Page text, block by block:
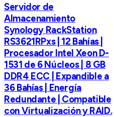
Servidor de
Almacenamiento
Synology RackStation
RS3621RPxs | 12 Bahías |
Procesador Intel Xeon D-
1531 de 6 Núcleos | 8 GB
DDR4 ECC | Expandible a
36 Bahías | Energía
Redundante | Compatible
con Virtualización y RAID.